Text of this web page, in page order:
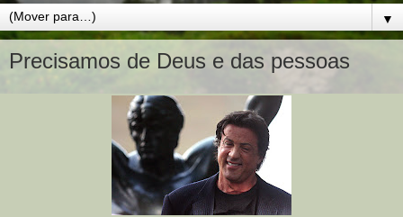
▼
Precisamos de Deus e das pessoas